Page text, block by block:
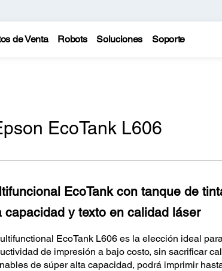
de Venta Robots Soluciones Soporte
EcoTank L606
EcoTank con tanque de
capacidad y texto en calidad láser
EcoTank L606 es la elección ideal
de impresión a bajo costo, sin sacrificar
de súper alta capacidad, podrá imprimir